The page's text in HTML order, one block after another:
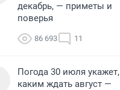
декабрь, — приметы и
поверья
86 693 11
Погода 30 июля укажет,
каким ждать август —